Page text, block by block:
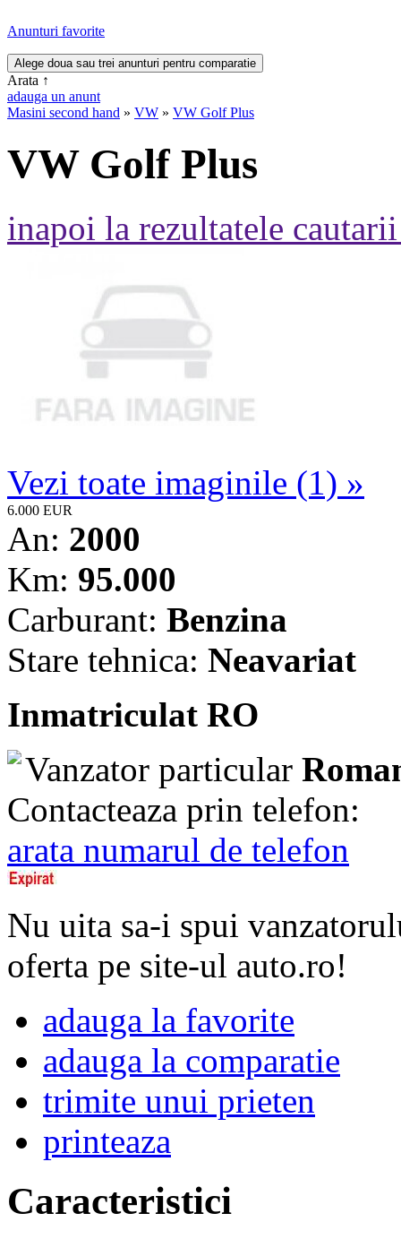
Anunturi favorite
Arata ↑
adauga un anunt
Masini second hand » VW » VW Golf Plus
VW Golf Plus
inapoi la rezultatele
Vezi toate imaginile (1) »
6.000 EUR
An: 2000
Km: 95.000
Carburant: Benzina
Stare tehnica: Neavariat
Inmatriculat RO
Vanzator particular
Contacteaza prin telefon:
arata numarul de telefon
Nu uita sa-i spui
oferta pe site-ul auto.ro!
adauga la favorite
adauga la comparatie
trimite unui prieten
printeaza
Caracteristici